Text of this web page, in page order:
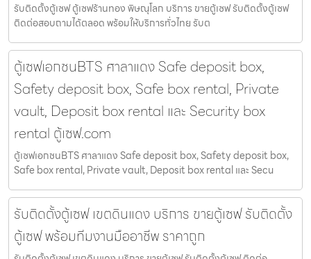
รับติดตั้งตู้เซฟ ตู้เซฟร้านทอง พิษณุโลก บริการ ขายตู้เซฟ รับติดตั้งตู้เซฟ
ติดต่อสอบถามได้ตลอด พร้อมให้บริการทั่วไทย รับต
ตู้เซฟเอกชนBTS ศาลาแดง Safe deposit box,
Safety deposit box, Safe box rental, Private
vault, Deposit box rental และ Security box
rental ตู้เซฟ.com
ตู้เซฟเอกชนBTS ศาลาแดง Safe deposit box, Safety deposit box,
Safe box rental, Private vault, Deposit box rental และ Secu
รับติดตั้งตู้เซฟ เขตดินแดง บริการ ขายตู้เซฟ รับติดตั้ง
ตู้เซฟ พร้อมทีมงานมืออาชีพ ราคาถูก